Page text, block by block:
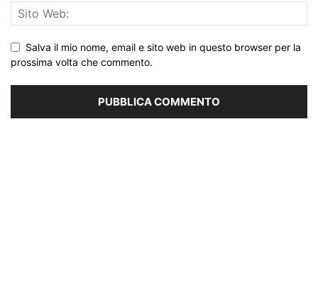
Salva il mio nome, email e sito web in questo browser per la
prossima volta che commento.